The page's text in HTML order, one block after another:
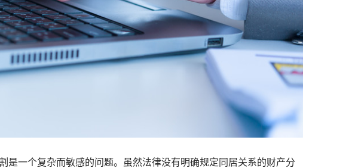
是一个复杂而敏感的问题。虽然法律没有明确规定同居关系的财产分